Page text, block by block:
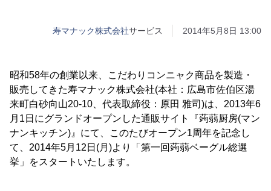
寿マナック株式会社サービス 2014年5月8日 13:00
昭和58年の創業以来、こだわりコンニャク商品を製造・
販売してきた寿マナック株式会社(本社：広島市佐伯区湯
来町白砂向山20-10、代表取締役：原田 雅司)は、2013年6
月1日にグランドオープンした通販サイト『蒟蒻厨房(マン
ナンキッチン)』にて、このたびオープン1周年を記念し
て、2014年5月12日(月)より「第一回蒟蒻ベーグル総選
挙」をスタートいたします。